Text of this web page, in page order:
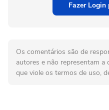
Fazer
Os comentários são de
autores e não representam a
que viole os termos de uso,